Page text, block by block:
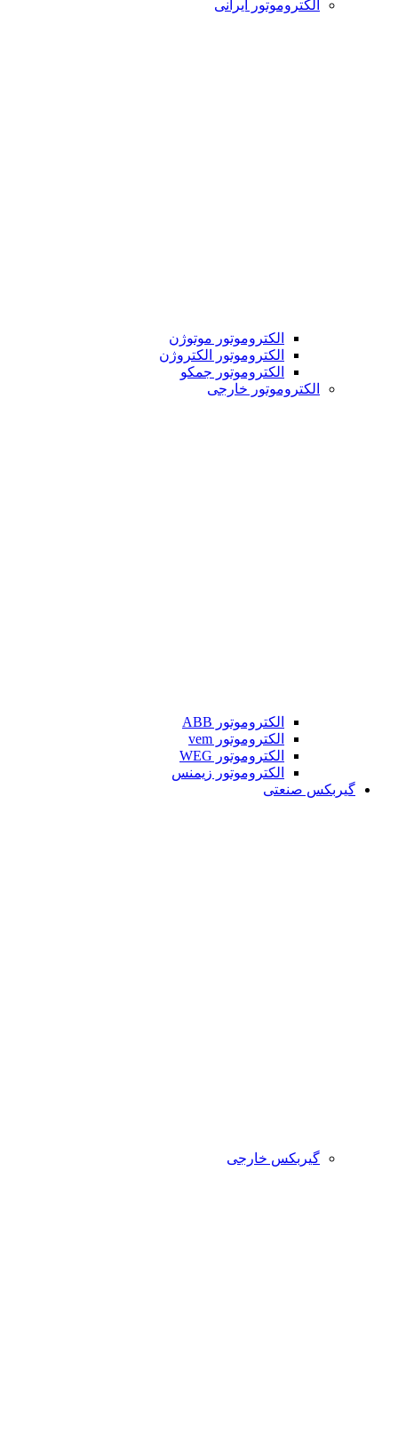
الکتروموتور ایرانی
الکتروموتور موتوژن
الکتروموتور الکتروژن
الکتروموتور جمکو
الکتروموتور خارجی
الکتروموتور ABB
الکتروموتور vem
الکتروموتور WEG
الکتروموتور زیمنس
گیربکس صنعتی
گیربکس خارجی